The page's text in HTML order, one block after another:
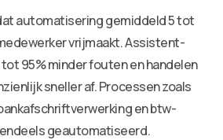
automatisering gemiddeld 5 tot
vrijmaakt. Assistent-
95% minder fouten en handelen
sneller af. Processen zoals
en btw-
geautomatiseerd.